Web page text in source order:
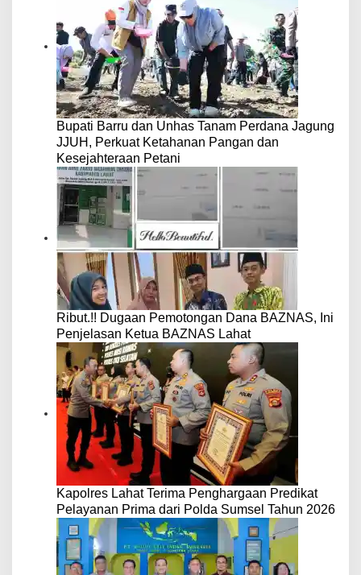
Bupati Barru dan Unhas Tanam Perdana Jagung
JJUH, Perkuat Ketahanan Pangan dan
Kesejahteraan Petani
Ribut.!! Dugaan Pemotongan Dana BAZNAS, Ini
Penjelasan Ketua BAZNAS Lahat
Kapolres Lahat Terima Penghargaan Predikat
Pelayanan Prima dari Polda Sumsel Tahun 2026